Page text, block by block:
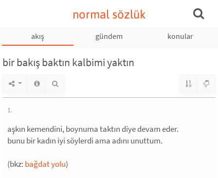
normal sözlük
akış gündem konular
bir bakış baktın kalbimi yaktın
1.
aşkın kemendini, boynuma taktın diye devam eder.
bunu bir kadın iyi söylerdi ama adını unuttum.
(bkz: bağdat yolu)